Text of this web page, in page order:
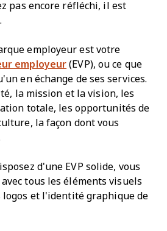
pas encore réfléchi, il est
employeur est votre
employeur (EVP), ou ce que
en échange de ses services.
la mission et la vision, les
totale, les opportunités de
la façon dont vous
d'une EVP solide, vous
tous les éléments visuels
logos et l'identité graphique de